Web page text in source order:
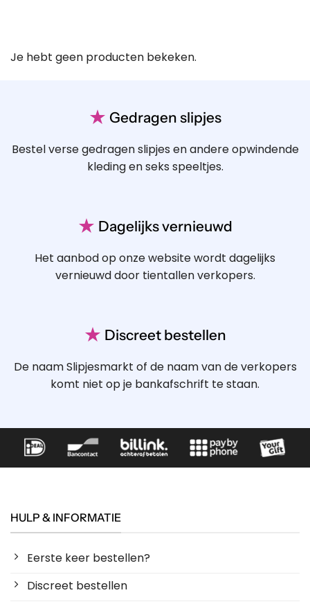
Je hebt geen producten bekeken.
★ Gedragen slipjes
Bestel verse gedragen slipjes en andere opwindende
kleding en seks speeltjes.
★ Dagelijks vernieuwd
Het aanbod op onze website wordt dagelijks
vernieuwd door tientallen verkopers.
★ Discreet bestellen
De naam Slipjesmarkt of de naam van de verkopers
komt niet op je bankafschrift te staan.
HULP & INFORMATIE
Eerste keer bestellen?
Discreet bestellen